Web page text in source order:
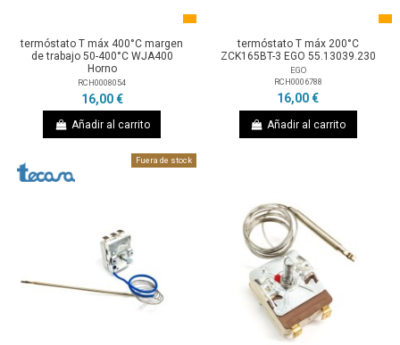
termóstato T máx 400°C margen
de trabajo 50-400°C WJA400
Horno
RCH0008054
16,00 €
Añadir al carrito
termóstato T máx 200°C
ZCK165BT-3 EGO 55.13039.230
EGO
RCH0006788
16,00 €
Añadir al carrito
Fuera de stock